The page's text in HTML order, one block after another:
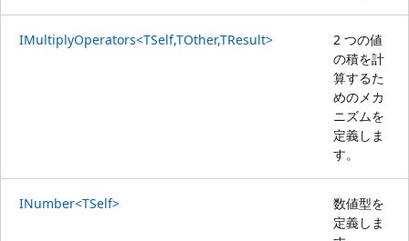
IMultiplyOperators<TSelf,TOther,TResult>
2 つの値
の積を計
算するた
めのメカ
ニズムを
定義しま
す。
INumber<TSelf>
数値型を
定義しま